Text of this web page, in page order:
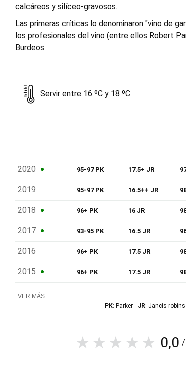
calcáreos y silíceo-gravosos.
Las primeras críticas lo denominaron "vino de
los profesionales del vino (entre ellos Robert
Burdeos.
Servir entre 16 ºC y 18 ºC
2020 95-97 PK 17.5+ JR
2019 95-97 PK 16.5++ JR
2018 96+ PK 16 JR
2017 93-95 PK 16.5 JR
2016 96+ PK 17.5 JR
2015 96+ PK 17.5 JR
VER MÁS...
PK: Parker JR: Jancis
0,0 /